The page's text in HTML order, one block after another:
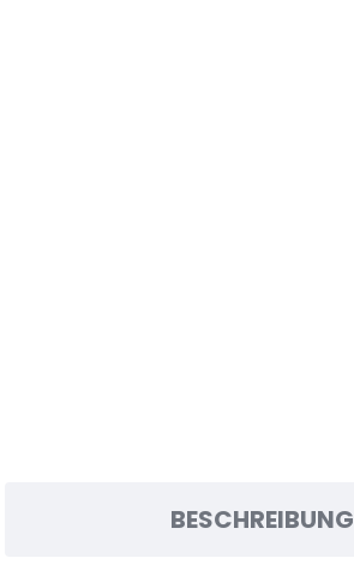
BESCHREIBUNG